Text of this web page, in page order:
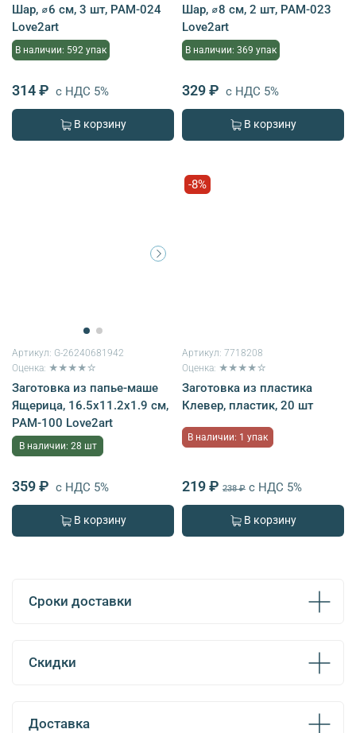
Шар, ⌀6 см, 3 шт, PAM-024
Love2art
В наличии: 592 упак
314 ₽ с НДС 5%
В корзину
Шар, ⌀8 см, 2 шт, PAM-023
Love2art
В наличии: 369 упак
329 ₽ с НДС 5%
В корзину
Артикул: G-26240681942
Оценка: ★★★★☆
Заготовка из папье-маше
Ящерица, 16.5х11.2х1.9 см,
PAM-100 Love2art
В наличии: 28 шт
359 ₽ с НДС 5%
В корзину
-8%
Артикул: 7718208
Оценка: ★★★★☆
Заготовка из пластика
Клевер, пластик, 20 шт
В наличии: 1 упак
219 ₽ 238 ₽ с НДС 5%
В корзину
Сроки доставки
Скидки
Доставка